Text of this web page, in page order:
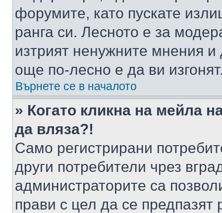
форумите, като пускате
ранга си. Лесното е за
изтрият ненужните мнения
още по-лесно е да ви
Върнете се в началото
» Когато кликна на мейла
да вляза?!
Само регистрирани
други потребители чрез
администраторите са
прави с цел да се предпазят